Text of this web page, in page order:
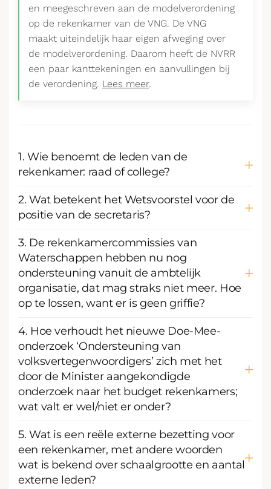
en meegeschreven aan de modelverordening
op de rekenkamer van de VNG. De VNG
maakt uiteindelijk haar eigen afweging over
de modelverordening. Daarom heeft de NVRR
een paar kanttekeningen en aanvullingen bij
de verordening. Lees meer.
1. Wie benoemt de leden van de
rekenkamer: raad of college?
2. Wat betekent het Wetsvoorstel voor de
positie van de secretaris?
3. De rekenkamercommissies van
Waterschappen hebben nu nog
ondersteuning vanuit de ambtelijk
organisatie, dat mag straks niet meer. Hoe
op te lossen, want er is geen griffie?
4. Hoe verhoudt het nieuwe Doe-Mee-
onderzoek ‘Ondersteuning van
volksvertegenwoordigers’ zich met het
door de Minister aangekondigde
onderzoek naar het budget rekenkamers;
wat valt er wel/niet er onder?
5. Wat is een reële externe bezetting voor
een rekenkamer, met andere woorden
wat is bekend over schaalgrootte en aantal
externe leden?